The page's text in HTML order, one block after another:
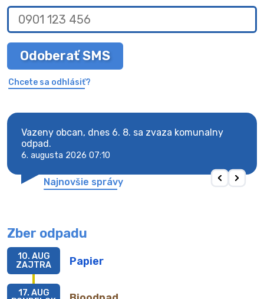
Odoberať SMS
Chcete sa odhlásiť?
Vazeny obcan, dnes 6. 8. sa zvaza komunalny
odpad.
6. augusta 2026 07:10
Najnovšie správy
Zber odpadu
Papier
10. AUG
ZAJTRA
17. AUG